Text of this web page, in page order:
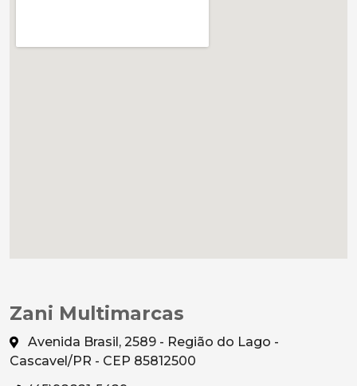
Zani Multimarcas
Avenida Brasil, 2589 - Região do Lago -
Cascavel/PR - CEP 85812500